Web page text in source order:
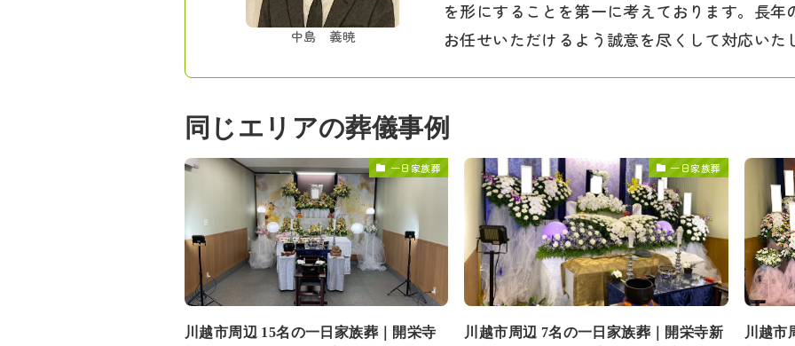
中島 義暁
を形にすることを第一に考えております。長
お任せいただけるよう誠意を尽くして対応いた
同じエリアの葬儀事例
一日家族葬
川越市周辺 15名の一日家族葬｜開栄寺
一日家族葬
川越市周辺 7名の一日家族葬｜開栄寺新 川越市